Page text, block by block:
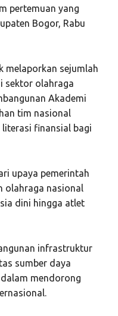
pertemuan yang
Bogor, Rabu
melaporkan sejumlah
sektor olahraga
Akademi
tim nasional
literasi finansial bagi
upaya pemerintah
olahraga nasional
dini hingga atlet
infrastruktur
sumber daya
mendorong